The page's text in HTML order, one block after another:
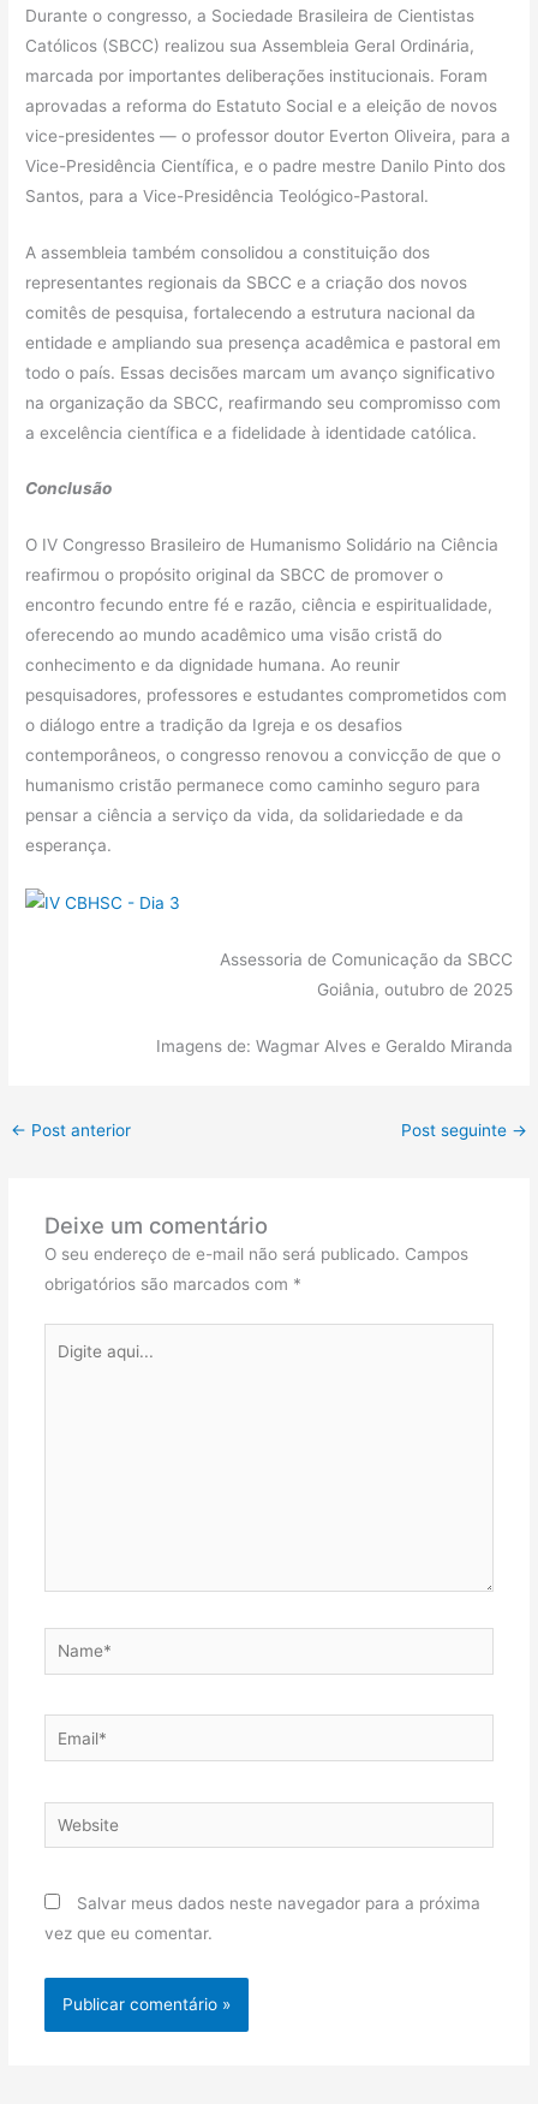
Durante o congresso, a Sociedade Brasileira de Cientistas
Católicos (SBCC) realizou sua Assembleia Geral Ordinária,
marcada por importantes deliberações institucionais. Foram
aprovadas a reforma do Estatuto Social e a eleição de novos
vice-presidentes — o professor doutor Everton Oliveira, para a
Vice-Presidência Científica, e o padre mestre Danilo Pinto dos
Santos, para a Vice-Presidência Teológico-Pastoral.
A assembleia também consolidou a constituição dos
representantes regionais da SBCC e a criação dos novos
comitês de pesquisa, fortalecendo a estrutura nacional da
entidade e ampliando sua presença acadêmica e pastoral em
todo o país. Essas decisões marcam um avanço significativo
na organização da SBCC, reafirmando seu compromisso com
a excelência científica e a fidelidade à identidade católica.
Conclusão
O IV Congresso Brasileiro de Humanismo Solidário na Ciência
reafirmou o propósito original da SBCC de promover o
encontro fecundo entre fé e razão, ciência e espiritualidade,
oferecendo ao mundo acadêmico uma visão cristã do
conhecimento e da dignidade humana. Ao reunir
pesquisadores, professores e estudantes comprometidos com
o diálogo entre a tradição da Igreja e os desafios
contemporâneos, o congresso renovou a convicção de que o
humanismo cristão permanece como caminho seguro para
pensar a ciência a serviço da vida, da solidariedade e da
esperança.
Assessoria de Comunicação da SBCC
Goiânia, outubro de 2025
Imagens de: Wagmar Alves e Geraldo Miranda
← Post anterior Post seguinte →
Deixe um comentário
O seu endereço de e-mail não será publicado. Campos
obrigatórios são marcados com *
aqui...
Name*
Email*
Website
Salvar meus dados neste navegador para a próxima
vez que eu comentar.